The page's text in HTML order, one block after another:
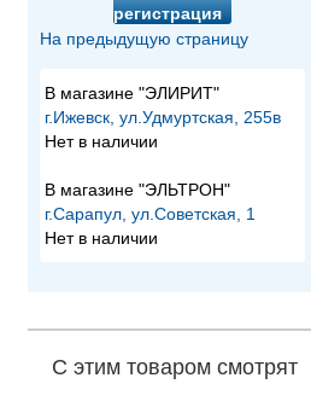
регистрация
На предыдущую страницу
В магазине "ЭЛИРИТ"
г.Ижевск, ул.Удмуртская, 255в
Нет в наличии
В магазине "ЭЛЬТРОН"
г.Сарапул, ул.Советская, 1
Нет в наличии
С этим товаром смотрят